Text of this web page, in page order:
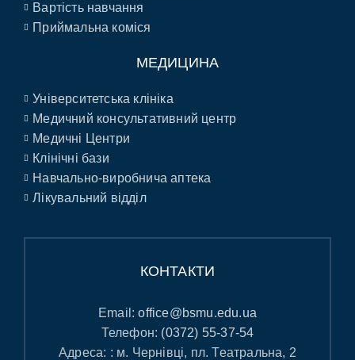
Вартість навчання
Приймальна коміся
МЕДИЦИНА
Університетська клініка
Медичний консультативний центр
Медичні Центри
Клінічні бази
Навчально-виробнича аптека
Лікувальний відділ
КОНТАКТИ
Email:office@bsmu.edu.ua
Телефон: (0372) 55-37-54
Адреса: : м. Чернівці, пл. Театральна, 2